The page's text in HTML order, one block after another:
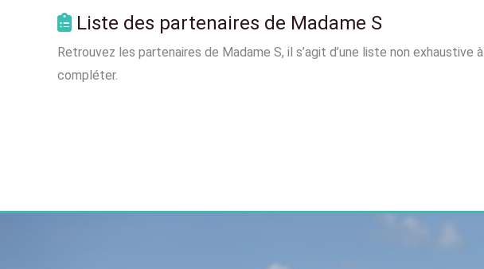
Liste des partenaires de Madame S
Retrouvez les partenaires de Madame S, il s’agit d’une liste non exhaustive à
compléter.